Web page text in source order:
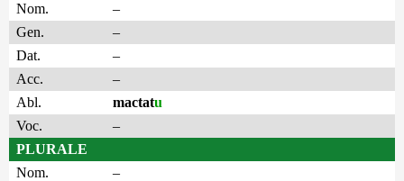
Nom.
–
Gen.
–
Dat.
–
Acc.
–
Abl.
mactatu
Voc.
–
PLURALE
Nom.
–